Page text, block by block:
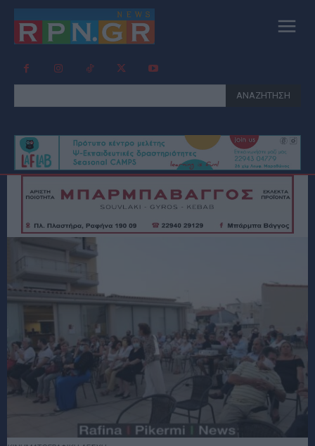
ΑΝΑΖΗΤΗΣΗ